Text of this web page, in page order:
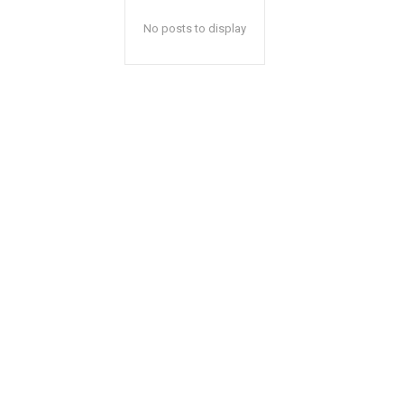
No posts to display